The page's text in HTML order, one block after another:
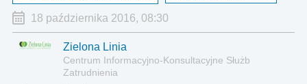
18 października 2016, 08:30
Zielona Linia
Centrum Informacyjno-Konsultacyjne Służb
Zatrudnienia